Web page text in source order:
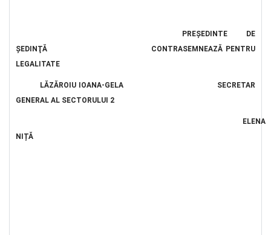
PREŞEDINTE DE
ŞEDINŢĂ CONTRASEMNEAZĂ PENTRU
LEGALITATE
LĂZĂROIU IOANA-GELA SECRETAR
GENERAL AL SECTORULUI 2
ELENA
NIȚĂ